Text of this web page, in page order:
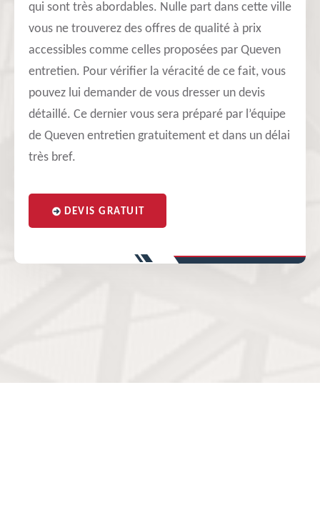
qui sont très abordables. Nulle part dans cette ville
vous ne trouverez des offres de qualité à prix
accessibles comme celles proposées par Queven
entretien. Pour vérifier la véracité de ce fait, vous
pouvez lui demander de vous dresser un devis
détaillé. Ce dernier vous sera préparé par l’équipe
de Queven entretien gratuitement et dans un délai
très bref.
DEVIS GRATUIT